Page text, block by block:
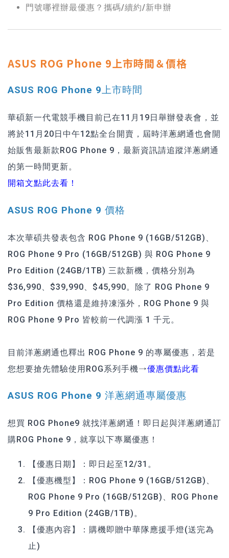
門號哪裡辦最優惠？攜碼/續約/新申辦
ASUS ROG Phone 9上市時間＆價格
ASUS ROG Phone 9上市時間
華碩新一代電競手機目前已在11月19日舉辦發表會，並
將於11月20日中午12點全台開賣，屆時洋蔥網通也會開
始販售最新款ROG Phone 9，最新資訊請追蹤洋蔥網通
的第一時間更新。
開箱文點此去看！
ASUS ROG Phone 9 價格
本次華碩共發表包含 ROG Phone 9 (16GB/512GB)、
ROG Phone 9 Pro (16GB/512GB) 與 ROG Phone 9
Pro Edition (24GB/1TB) 三款新機，價格分別為
$36,990、$39,990、$45,990。除了 ROG Phone 9
Pro Edition 價格還是維持凍漲外，ROG Phone 9 與
ROG Phone 9 Pro 皆較前一代調漲 1 千元。
目前洋蔥網通也釋出 ROG Phone 9 的專屬優惠，若是
您想要搶先體驗使用ROG系列手機→優惠價點此看
ASUS ROG Phone 9 洋蔥網通專屬優惠
想買 ROG Phone9 就找洋蔥網通！即日起與洋蔥網通訂
購ROG Phone 9，就享以下專屬優惠！
【優惠日期】：即日起至12/31。
【優惠機型】：ROG Phone 9 (16GB/512GB)、
ROG Phone 9 Pro (16GB/512GB)、ROG Phone
9 Pro Edition (24GB/1TB)。
【優惠內容】：購機即贈中華隊應援手燈(送完為
止)